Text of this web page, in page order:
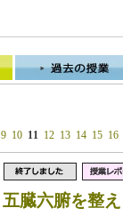
9 10 11 12 13 14 15 16
五臓六腑を整